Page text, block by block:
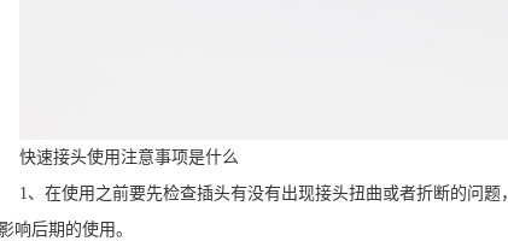
快速接头使用注意事项是什么
1、在使用之前要先检查插头有没有出现接头扭曲或者折断的问
响后期的使用。